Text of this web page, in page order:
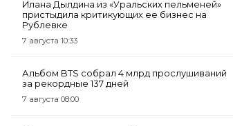
Илана Дылдина из «Уральских пельменей»
пристыдила критикующих ее бизнес на
Рублевке
7 августа 10:33
Альбом BTS собрал 4 млрд прослушиваний
за рекордные 137 дней
7 августа 08:00